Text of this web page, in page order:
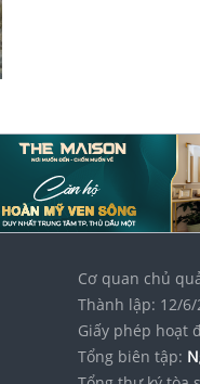
Cơ quan chủ
Thành lập: 12/6/
Giấy phép hoạt
Tổng biên tập: